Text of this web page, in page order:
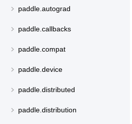
paddle.autograd
paddle.callbacks
paddle.compat
paddle.device
paddle.distributed
paddle.distribution